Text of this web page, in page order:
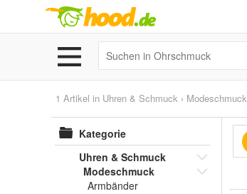
1 Artikel in Uhren & Schmuck › Modeschmuck
Kategorie
Uhren & Schmuck
Modeschmuck
Armbänder